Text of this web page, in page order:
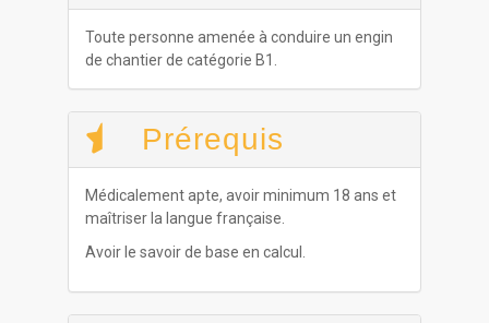
Toute personne amenée à conduire un engin
de chantier de catégorie B1.
Prérequis
Médicalement apte, avoir minimum 18 ans et
maîtriser la langue française.
Avoir le savoir de base en calcul.